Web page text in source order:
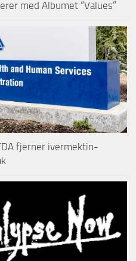
med Albumet “Values”
fjerner ivermektin-